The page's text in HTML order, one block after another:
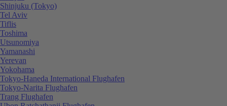
Shinjuku (Tokyo)
Tel Aviv
Tiflis
Toshima
Utsunomiya
Yamanashi
Yerevan
Yokohama
Tokyo-Haneda International Flughafen
Tokyo-Narita Flughafen
Trang Flughafen